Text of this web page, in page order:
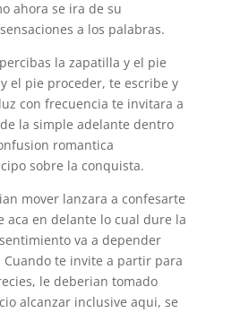
ahora se ira de su
a los palabras.
la zapatilla y el pie
el pie proceder, te escribe y
con frecuencia te invitara a
la simple adelante dentro
romantica
sobre la conquista.
mover lanzara a confesarte
aca en delante lo cual dure la
va a depender
te invite a partir para
le deberian tomado
alcanzar inclusive aqui, se